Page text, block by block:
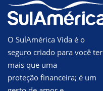
O SulAmérica Vida é o
seguro criado para você ter
mais que uma
proteção financeira; é um